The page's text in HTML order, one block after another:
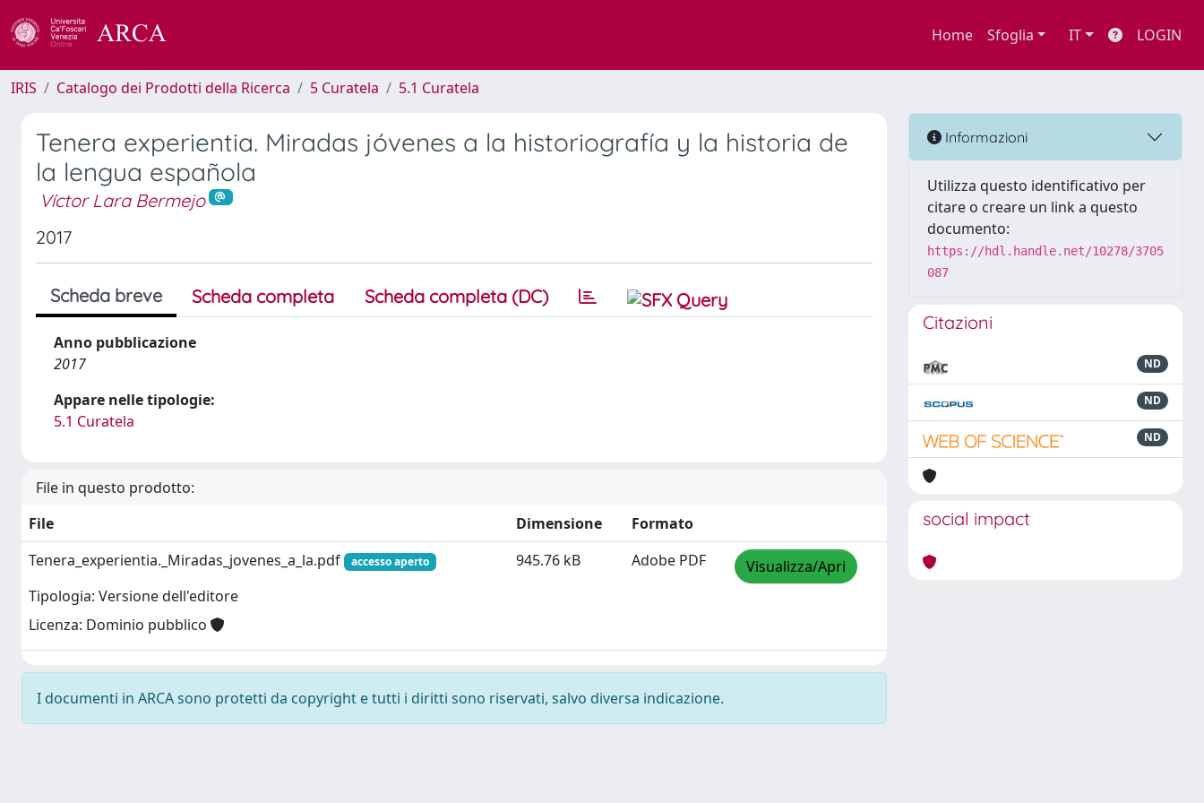
Home Sfoglia IT LOGIN
IRIS Catalogo dei Prodotti della Ricerca 5 Curatela 5.1 Curatela
Tenera experientia. Miradas jóvenes a la historiografía y la historia de
la lengua española
Víctor Lara Bermejo
2017
Scheda breve Scheda completa Scheda completa (DC)
Anno pubblicazione
2017
Appare nelle tipologie:
5.1 Curatela
File in questo prodotto:
File
Dimensione
Formato
Tenera_experientia._Miradas_jovenes_a_la.pdf
accesso aperto
Tipologia: Versione dell'editore
Licenza: Dominio pubblico
945.76 kB Adobe PDF Visualizza/Apri
I documenti in ARCA sono protetti da copyright e tutti i diritti sono riservati, salvo diversa indicazione.
Informazioni
Utilizza questo identificativo per
citare o creare un link a questo
documento:
https://hdl.handle.net/10278/3705
087
Citazioni
ND
ND
ND
social impact